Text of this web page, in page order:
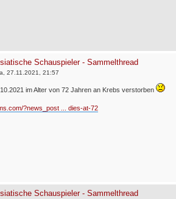
Schauspieler - Sammelthread
27.11.2021, 21:57
im Alter von 72 Jahren an Krebs verstorben
?news_post ... dies-at-72
Schauspieler - Sammelthread